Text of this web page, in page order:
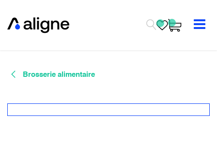
Brosserie alimentaire